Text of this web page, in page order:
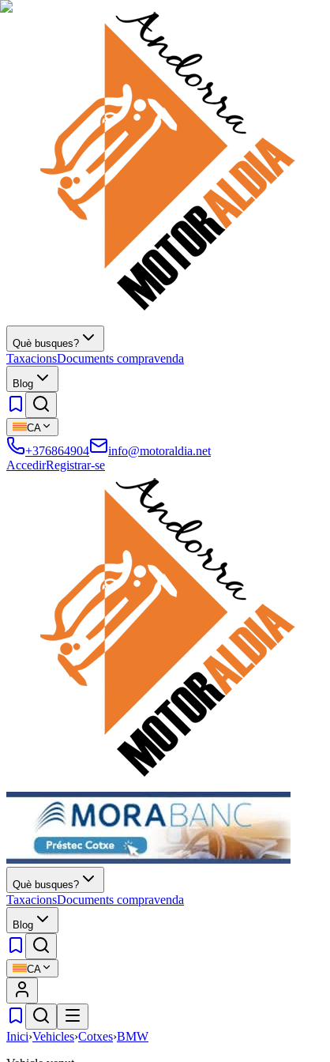
Què busques?
TaxacionsDocuments compravenda
Blog
CA
+376864904
info@motoraldia.net
AccedirRegistrar-se
Què busques?
TaxacionsDocuments compravenda
Blog
CA
Inici›Vehicles›Cotxes›BMW